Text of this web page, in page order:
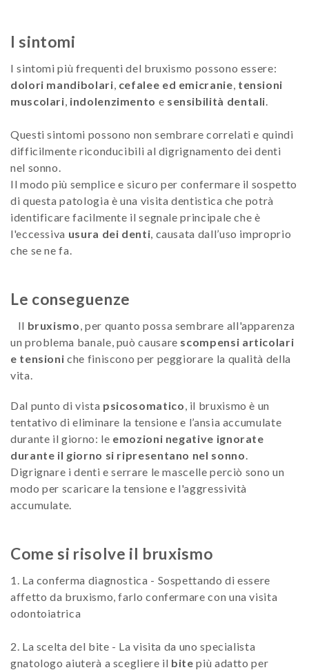
I sintomi
I sintomi più frequenti del bruxismo possono essere:
dolori mandibolari, cefalee ed emicranie, tensioni
muscolari, indolenzimento e sensibilità dentali.
Questi sintomi possono non sembrare correlati e quindi
difficilmente riconducibili al digrignamento dei denti
nel sonno.
Il modo più semplice e sicuro per confermare il sospetto
di questa patologia è una visita dentistica che potrà
identificare facilmente il segnale principale che è
l'eccessiva usura dei denti, causata dall’uso improprio
che se ne fa.
Le conseguenze
Il bruxismo, per quanto possa sembrare all'apparenza
un problema banale, può causare scompensi articolari
e tensioni che finiscono per peggiorare la qualità della
vita.
Dal punto di vista psicosomatico, il bruxismo è un
tentativo di eliminare la tensione e l’ansia accumulate
durante il giorno: le emozioni negative ignorate
durante il giorno si ripresentano nel sonno.
Digrignare i denti e serrare le mascelle perciò sono un
modo per scaricare la tensione e l'aggressività
accumulate.
Come si risolve il bruxismo
1. La conferma diagnostica - Sospettando di essere
affetto da bruxismo, farlo confermare con una visita
odontoiatrica
2. La scelta del bite - La visita da uno specialista
gnatologo aiuterà a scegliere il bite più adatto per